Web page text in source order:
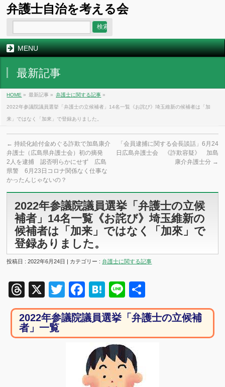
弁護士自治を考える会
MENU
最新記事
HOME » 最新記事 » 弁護士に関する記事 »
2022年参議院議員選挙「弁護士の立候補者」14名一覧《お詫び》埼玉維新の候補者は「加
来」ではなく「加來」で登録ありました。
← 持続化給付金めぐる詐欺で加島康介
弁護士（広島県弁護士会）初の摘発
2人を逮捕 認否明らかにせず 広島
県警 6月23日コロナ関係なく仕事な
かったんじゃないの？
「会員逮捕に関する会長談話」6月24
日広島弁護士会 《詐欺容疑》 加島
康介弁護士分 →
2022年参議院議員選挙「弁護士の立候
補者」14名一覧《お詫び》埼玉維新の
候補者は「加来」ではなく「加來」で
登録ありました。
投稿日 : 2022年6月24日 | カテゴリー :弁護士に関する記事
Threads
X TwitterFacebook
Hatena
Line
有
2022年参議院議員選挙「弁護士の立候補
者」一覧